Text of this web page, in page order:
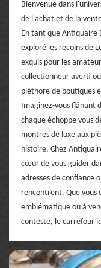
Bienvenue dans
de l'achat et de la
En tant que Antiquaire
exploré les recoins de
exquis pour les
collectionneur averti
pléthore de boutiques
Imaginez-vous flânant
chaque échoppe vous
montres de luxe aux
histoire. Chez
cœur de vous guider
adresses de confiance
rencontrent. Que vous
emblématique ou à
conteste, le carrefour